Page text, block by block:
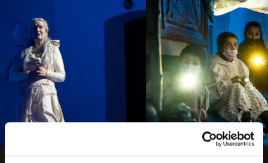
Copyright ©: Christian Bartsch Animation anhalten